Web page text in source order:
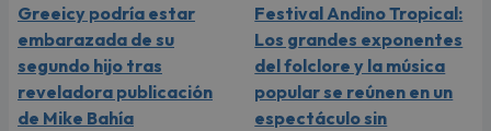
Greeicy podría estar
embarazada de su
segundo hijo tras
reveladora publicación
de Mike Bahía
Festival Andino Tropical:
Los grandes exponentes
del folclore y la música
popular se reúnen en un
espectáculo sin